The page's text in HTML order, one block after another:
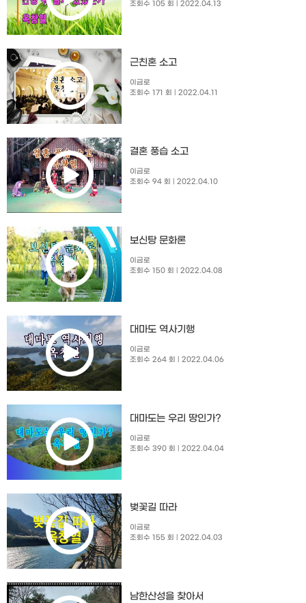
조회수 105 회 | 2022.04.13
근친혼 소고
이금로
조회수 171 회
| 2022.04.11
결혼 풍습 소고
이금로
조회수 94 회
| 2022.04.10
보신탕 문화론
이금로
조회수 150 회
| 2022.04.08
대마도 역사기행
이금로
조회수 264 회
| 2022.04.06
대마도는 우리 땅인가?
이금로
조회수 390 회
| 2022.04.04
벚꽃길 따라
이금로
조회수 155 회
| 2022.04.03
남한산성을 찾아서